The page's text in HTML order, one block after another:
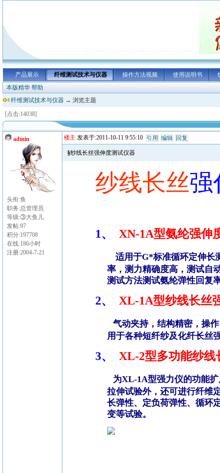
产品展示 纤维测试技术与仪器 操作方法视频 使用说明书
本版精华 帮助
纤维测试技术与仪器 → 浏览主题
[点击:14038]
admin
头衔:鱼
职务:总管理员
等级:③大鱼儿
发帖:97
积分:197708
在线:186小时
注册:2004-7-21
楼主 发表于:2011-10-11 9:55:10 引用 编辑 回复
§纱线长丝强伸度测试仪器
纱线长丝强
1、 XN-1A型氨纶强伸
适用于G*标准循环定伸长
率，测力精确度高，测试自
测试方法测试氨纶弹性回复
2、 XL-1A型纱线长丝
气动夹持，结构精密，操
用于各种短纤纱及化纤长丝
3、 XL-2型多功能纱线
为XL-1A型强力仪的功能
拉伸试验外，还可进行纤维
长弹性、定负荷弹性、循环
变等试验。